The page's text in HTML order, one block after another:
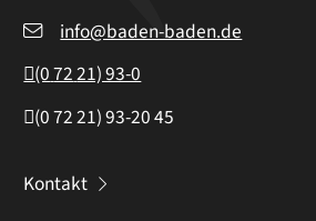
info@baden-baden.de
(07221) 93-0
(07221) 93-2045
Kontakt